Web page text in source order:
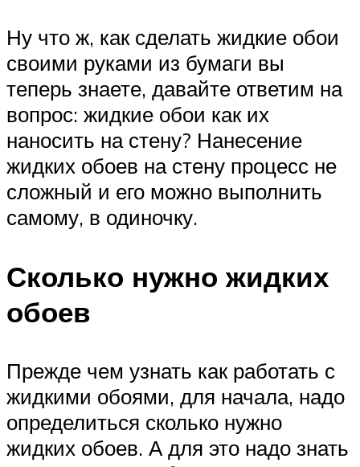
Ну что ж, как сделать жидкие обои
своими руками из бумаги вы
теперь знаете, давайте ответим на
вопрос: жидкие обои как их
наносить на стену? Нанесение
жидких обоев на стену процесс не
сложный и его можно выполнить
самому, в одиночку.
Сколько нужно жидких
обоев
Прежде чем узнать как работать с
жидкими обоями, для начала, надо
определиться сколько нужно
жидких обоев. А для это надо знать